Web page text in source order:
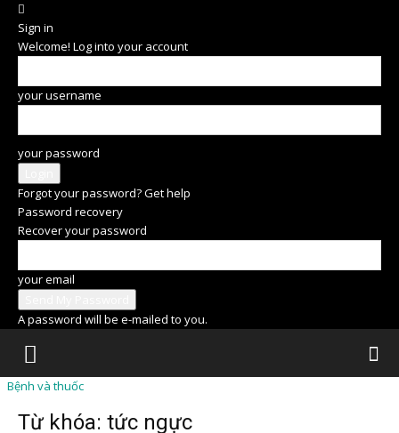
Sign in
Welcome! Log into your account
your username
your password
Forgot your password? Get help
Password recovery
Recover your password
your email
A password will be e-mailed to you.
Bệnh và thuốc
Từ khóa: tức ngực